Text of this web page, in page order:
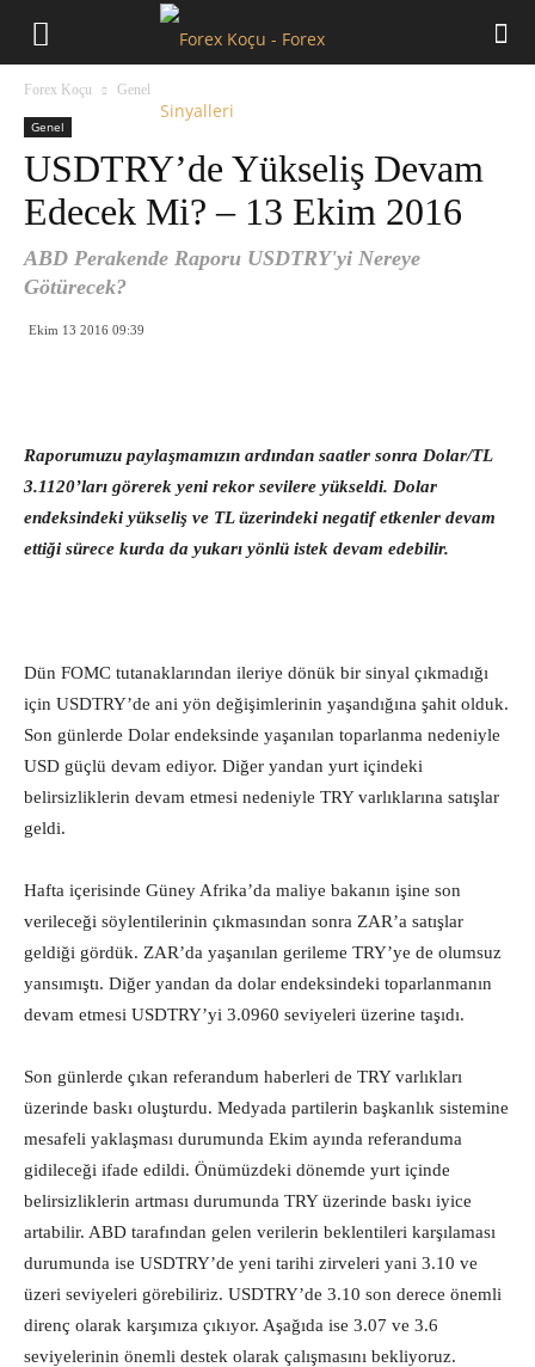
Forex Koçu Genel
Genel
USDTRY’de Yükseliş Devam
Edecek Mi? – 13 Ekim 2016
ABD Perakende Raporu USDTRY'yi Nereye
Götürecek?
Ekim 13 2016 09:39
Raporumuzu paylaşmamızın ardından saatler sonra Dolar/TL
3.1120’ları görerek yeni rekor sevilere yükseldi. Dolar
endeksindeki yükseliş ve TL üzerindeki negatif etkenler devam
ettiği sürece kurda da yukarı yönlü istek devam edebilir.
Dün FOMC tutanaklarından ileriye dönük bir sinyal çıkmadığı
için USDTRY’de ani yön değişimlerinin yaşandığına şahit olduk.
Son günlerde Dolar endeksinde yaşanılan toparlanma nedeniyle
USD güçlü devam ediyor. Diğer yandan yurt içindeki
belirsizliklerin devam etmesi nedeniyle TRY varlıklarına satışlar
geldi.
Hafta içerisinde Güney Afrika’da maliye bakanın işine son
verileceği söylentilerinin çıkmasından sonra ZAR’a satışlar
geldiği gördük. ZAR’da yaşanılan gerileme TRY’ye de olumsuz
yansımıştı. Diğer yandan da dolar endeksindeki toparlanmanın
devam etmesi USDTRY’yi 3.0960 seviyeleri üzerine taşıdı.
Son günlerde çıkan referandum haberleri de TRY varlıkları
üzerinde baskı oluşturdu. Medyada partilerin başkanlık sistemine
mesafeli yaklaşması durumunda Ekim ayında referanduma
gidileceği ifade edildi. Önümüzdeki dönemde yurt içinde
belirsizliklerin artması durumunda TRY üzerinde baskı iyice
artabilir. ABD tarafından gelen verilerin beklentileri karşılaması
durumunda ise USDTRY’de yeni tarihi zirveleri yani 3.10 ve
üzeri seviyeleri görebiliriz. USDTRY’de 3.10 son derece önemli
direnç olarak karşımıza çıkıyor. Aşağıda ise 3.07 ve 3.6
seviyelerinin önemli destek olarak çalışmasını bekliyoruz.